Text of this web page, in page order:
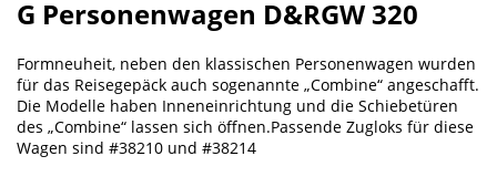
G Personenwagen D&RGW 320
Formneuheit, neben den klassischen Personenwagen wurden
für das Reisegepäck auch sogenannte „Combine“ angeschafft.
Die Modelle haben Inneneinrichtung und die Schiebetüren
des „Combine“ lassen sich öffnen.Passende Zugloks für diese
Wagen sind #38210 und #38214